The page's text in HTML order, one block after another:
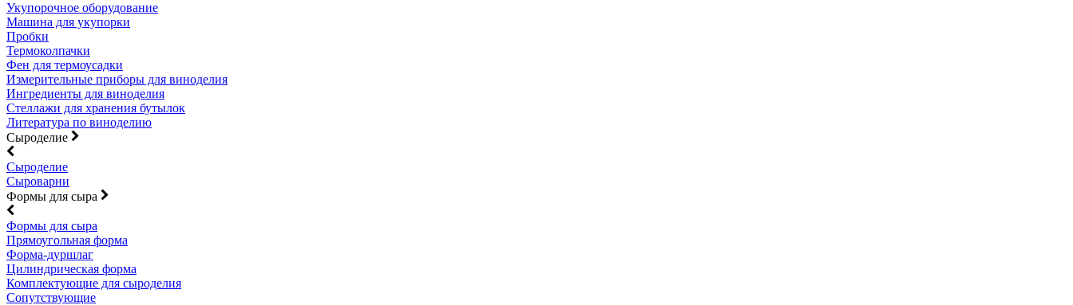
Укупорочное оборудование
Машина для укупорки
Пробки
Термоколпачки
Фен для термоусадки
Измерительные приборы для виноделия
Ингредиенты для виноделия
Стеллажи для хранения бутылок
Литература по виноделию
Сыроделие
Сыроделие
Сыроварни
Формы для сыра
Формы для сыра
Прямоугольная форма
Форма-дуршлаг
Цилиндрическая форма
Комплектующие для сыроделия
Сопутствующие